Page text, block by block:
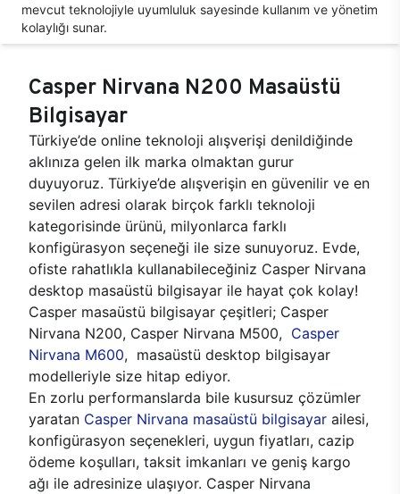
mevcut teknolojiyle uyumluluk sayesinde kullanım ve yönetim
kolaylığı sunar.
Casper Nirvana N200 Masaüstü
Bilgisayar
Türkiye’de online teknoloji alışverişi denildiğinde
aklınıza gelen ilk marka olmaktan gurur
duyuyoruz. Türkiye’de alışverişin en güvenilir ve en
sevilen adresi olarak birçok farklı teknoloji
kategorisinde ürünü, milyonlarca farklı
konfigürasyon seçeneği ile size sunuyoruz. Evde,
ofiste rahatlıkla kullanabileceğiniz Casper Nirvana
desktop masaüstü bilgisayar ile hayat çok kolay!
Casper masaüstü bilgisayar çeşitleri; Casper
Nirvana N200, Casper Nirvana M500, Casper
Nirvana M600, masaüstü desktop bilgisayar
modelleriyle size hitap ediyor.
En zorlu performanslarda bile kusursuz çözümler
yaratan Casper Nirvana masaüstü bilgisayar ailesi,
konfigürasyon seçenekleri, uygun fiyatları, cazip
ödeme koşulları, taksit imkanları ve geniş kargo
ağı ile adresinize ulaşıyor. Casper Nirvana